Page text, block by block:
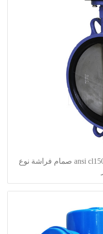
دودة والعتاد ansi cl150 / din / bs / jis 10k صمام فراشة نوع